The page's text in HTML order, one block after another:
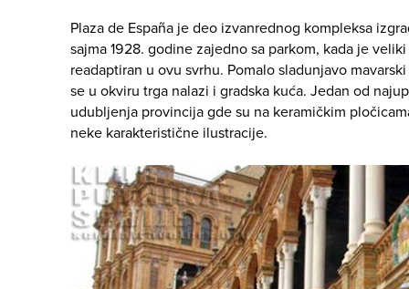
Plaza de España je deo izvanrednog kompleksa
sajma 1928. godine zajedno sa parkom, kada je
readaptiran u ovu svrhu. Pomalo sladunjavo
se u okviru trga nalazi i gradska kuća. Jedan od
udubljenja provincija gde su na keramičkim
neke karakteristične ilustracije.